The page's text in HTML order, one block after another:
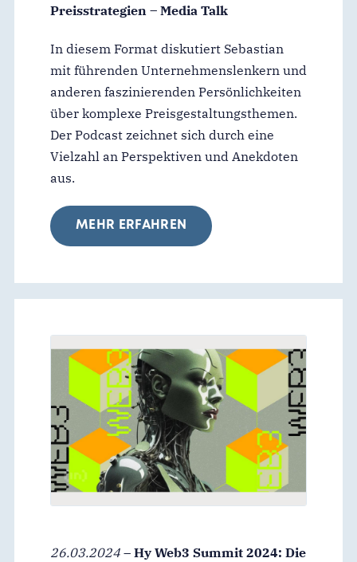
Preisstrategien – Media Talk
In diesem Format diskutiert Sebastian
mit führenden Unternehmenslenkern und
anderen faszinierenden Persönlichkeiten
über komplexe Preisgestaltungsthemen.
Der Podcast zeichnet sich durch eine
Vielzahl an Perspektiven und Anekdoten
aus.
MEHR ERFAHREN
26.03.2024 – Hy Web3 Summit 2024: Die